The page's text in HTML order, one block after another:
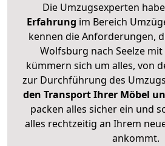
Die Umzugsexperten
Erfahrung im Bereich
kennen die Anforderungen,
Wolfsburg nach Seelze
kümmern sich um alles, von
zur Durchführung des
den Transport Ihrer Möbel
packen alles sicher ein und
alles rechtzeitig an Ihrem
ankommt.